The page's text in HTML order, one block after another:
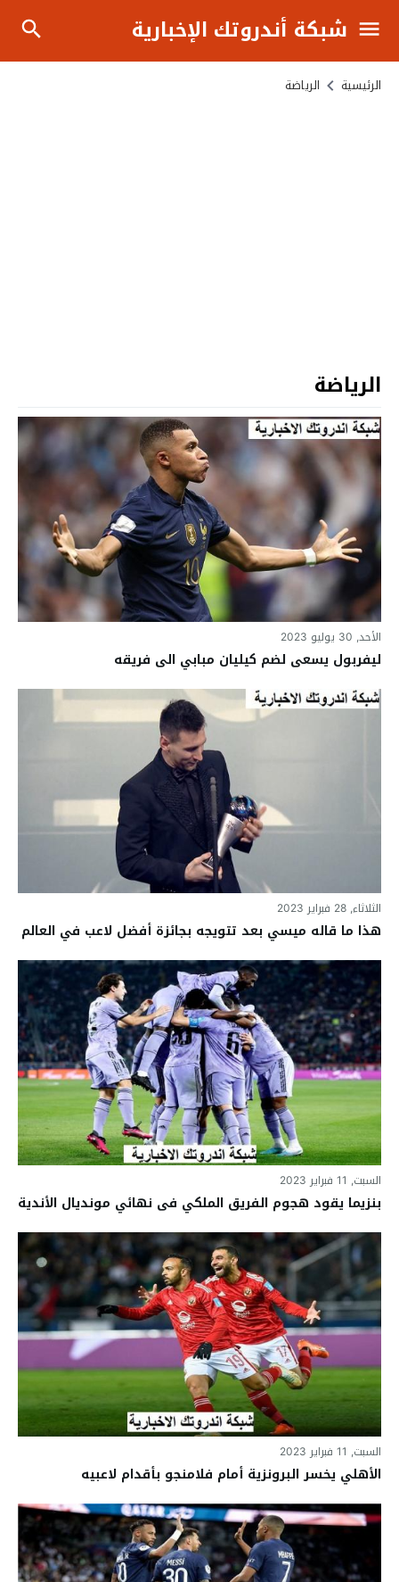
شبكة أندروتك الإخبارية
الرئيسية الرياضة
الرياضة
الأحد, 30 يوليو 2023
ليفربول يسعى لضم كيليان مبابي الى فريقه
الثلاثاء, 28 فبراير 2023
هذا ما قاله ميسي بعد تتويجه بجائزة أفضل لاعب في العالم
السبت, 11 فبراير 2023
بنزيما يقود هجوم الفريق الملكي فى نهائي مونديال الأندية
السبت, 11 فبراير 2023
الأهلي يخسر البرونزية أمام فلامنجو بأقدام لاعبيه